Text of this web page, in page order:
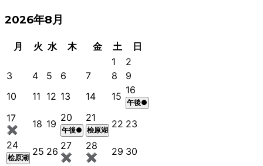
2026年8月
月 火 水 木 金 土
日
1
2
3
4 5 6 7 8
9
10
11 12 13 14 15
16
午後●
17
✖
18 19
20
午後●
21
桧原湖
22 23
24
桧原湖
25 26 27
✖
28
✖
29 30